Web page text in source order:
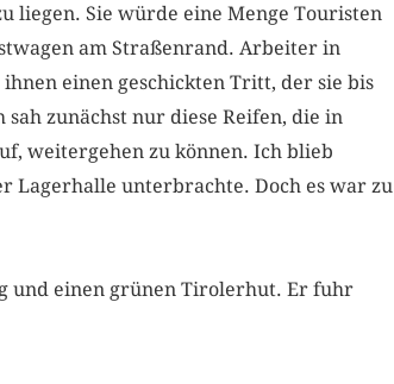
liegen. Sie würde eine Menge Touristen
am Straßenrand. Arbeiter in
einen geschickten Tritt, der sie bis
zunächst nur diese Reifen, die in
weitergehen zu können. Ich blieb
Lagerhalle unterbrachte. Doch es war zu
und einen grünen Tirolerhut. Er fuhr